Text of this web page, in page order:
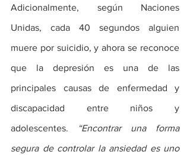
Adicionalmente, según Naciones
Unidas, cada 40 segundos alguien
muere por suicidio, y ahora se reconoce
que la depresión es una de las
principales causas de enfermedad y
discapacidad entre niños y
adolescentes.
“Encontrar una forma
segura de controlar la ansiedad es uno